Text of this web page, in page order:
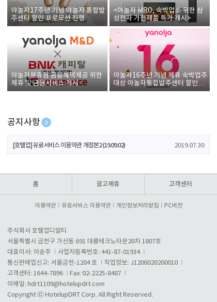
야놀자17주년 기념 야놀자 통합발
주센터 할인 프로모션 진행
<야놀자 MRO, 숙박업소 위한 삼
성전자 가전제품 특가 개시>
야놀자제휴점 금융혜택제공 위한
제휴 및 금융서비스 게시
야놀자16주년 기념 제휴 숙박업주
대상 야놀자통합발주센터 할인쿠
폰 증정
공지사항
[호텔업] 개인정보 처리방침 개정본1 (19.09.02)
[호텔업] 유료서비스 이용약관 개정본2 (19.09.02) 2019.07.30
홈 광고제휴 고객센터
이용약관 유료서비스 이용약관 개인정보처리방침 PC버전
주식회사 호텔업디알티
서울특별시 금천구 가산동 691 대륭테크노타운20차 1807호
대표이사: 이송주
사업자등록번호: 441-87-01934
통신판매업신고: 서울금천-1204 호
직업정보: J1206020200010
고객센터: 1644-7896
Fax: 02-2225-8487
이메일: hdrt1109@hotelupdrt.com
Copyright ⓒ HotelupDRT Corp. All Right Reserved.